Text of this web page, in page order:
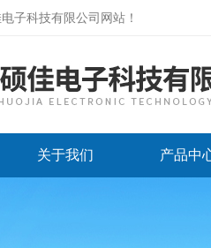
子科技有限公司网站 ！
关于我们 产品中